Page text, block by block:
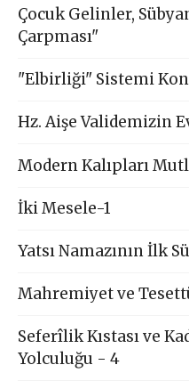
Çocuk Gelinler,
Çarpması"
"Elbirliği" Sistemi
Hz. Aişe Validemizin
Modern Kalıpları
İki Mesele-1
Yatsı Namazının İlk
Mahremiyet ve
Seferîlik Kıstası ve
Yolculuğu - 4